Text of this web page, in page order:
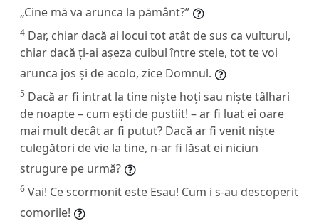
„Cine mă va arunca la pământ?”
4 Dar, chiar dacă ai locui tot atât de sus ca vulturul,
chiar dacă ți-ai așeza cuibul între stele, tot te voi
arunca jos și de acolo, zice Domnul.
5 Dacă ar fi intrat la tine niște hoți sau niște tâlhari
de noapte – cum ești de pustiit! – ar fi luat ei oare
mai mult decât ar fi putut? Dacă ar fi venit niște
culegători de vie la tine, n-ar fi lăsat ei niciun
strugure pe urmă?
6 Vai! Ce scormonit este Esau! Cum i s-au descoperit
comorile!